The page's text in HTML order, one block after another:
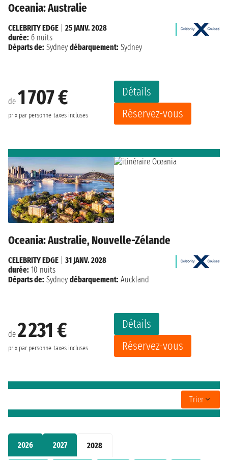
2026 2027 2028
Oceania: Australie
de 1 707 €
prix par personne taxes incluses
Détails
Réservez-vous
CELEBRITY EDGE
25 JANV. 2028
durée: 6 nuits
Départs de: Sydney débarquement: Sydney
Oceania: Australie, Nouvelle-Zélande
de 2 231 €
prix par personne taxes incluses
Détails
Réservez-vous
CELEBRITY EDGE
31 JANV. 2028
durée: 10 nuits
Départs de: Sydney débarquement: Auckland
Trier